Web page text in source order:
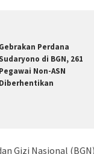
Gebrakan Perdana
Sudaryono di BGN, 261
Pegawai Non-ASN
Diberhentikan
Gizi Nasional